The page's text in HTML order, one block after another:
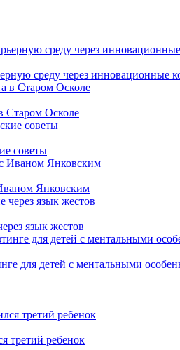
среду через инновационные
Старом Осколе
советы
Янковским
язык жестов
для детей с ментальными
третий ребенок